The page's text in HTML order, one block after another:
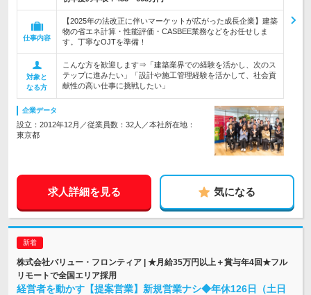
仕事内容
【2025年の法改正に伴いマーケットが広がった成長企業】建築
物の省エネ計算・性能評価・CASBEE業務などをお任せしま
す。丁寧なOJTを準備！
対象と
なる方
こんな方を歓迎します⇒「建築業界での経験を活かし、次のス
テップに進みたい」「設計や施工管理経験を活かして、社会貢
献性の高い仕事に挑戦したい」
企業データ
設立：2012年12月／従業員数：32人／本社所在地：
東京都
求人詳細を見る 気になる
株式会社バリュー・フロンティア | ★月給35万円以上＋賞与年4回★フル
リモートで全国エリア採用
経営者を動かす【提案営業】新規営業ナシ◆年休126日（土日